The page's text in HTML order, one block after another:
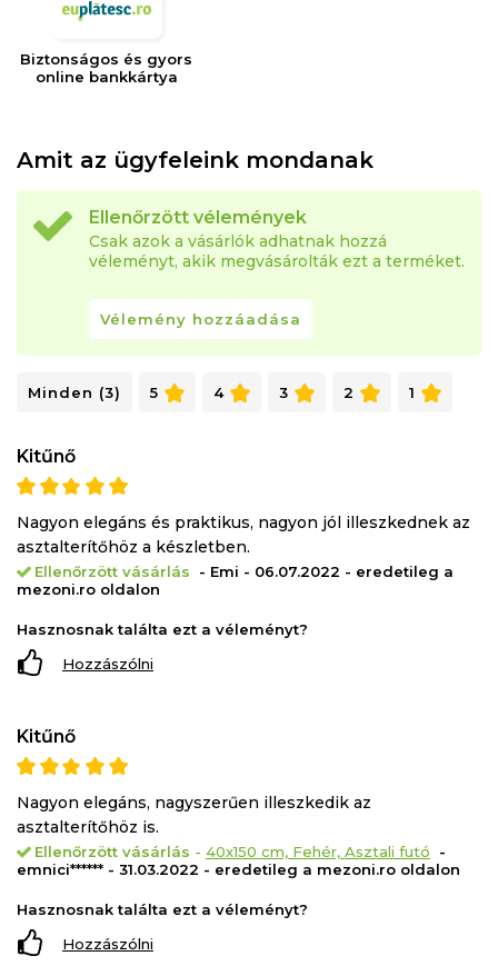
Biztonságos és gyors
online bankkártya
Amit az ügyfeleink mondanak
Ellenőrzött vélemények
Csak azok a vásárlók adhatnak hozzá
véleményt, akik megvásárolták ezt a terméket.
Vélemény hozzáadása
Minden (3) 5 4 3 2 1
Kitűnő
Nagyon elegáns és praktikus, nagyon jól illeszkednek az
asztalterítőhöz a készletben.
Ellenőrzött vásárlás
- Emi - 06.07.2022 - eredetileg a
mezoni.ro oldalon
Hasznosnak találta ezt a véleményt?
Hozzászólni
Kitűnő
Nagyon elegáns, nagyszerűen illeszkedik az
asztalterítőhöz is.
Ellenőrzött vásárlás - 40x150 cm, Fehér, Asztali futó
-
emnici****** - 31.03.2022 - eredetileg a mezoni.ro oldalon
Hasznosnak találta ezt a véleményt?
Hozzászólni